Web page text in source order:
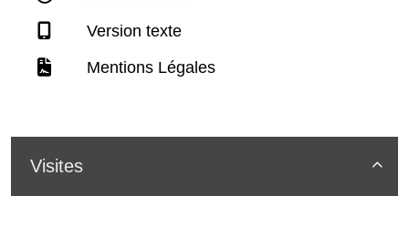
Version texte
Mentions Légales

Visites